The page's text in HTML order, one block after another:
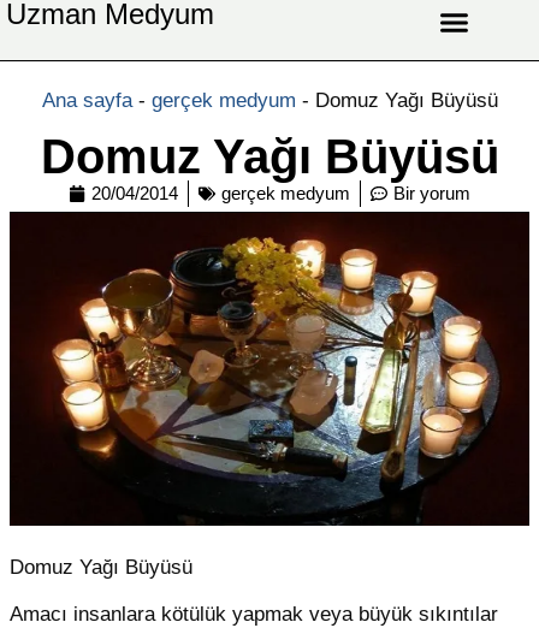
Uzman Medyum
Ana sayfa- gerçek medyum - Domuz Yağı Büyüsü
Domuz Yağı Büyüsü
20/04/2014 gerçek medyum Bir yorum
Domuz Yağı Büyüsü
Amacı insanlara kötülük yapmak veya büyük sıkıntılar